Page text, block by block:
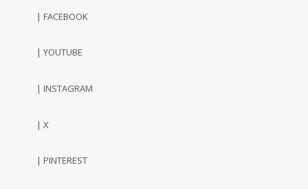
| FACEBOOK
| YOUTUBE
| INSTAGRAM
| X
| PINTEREST